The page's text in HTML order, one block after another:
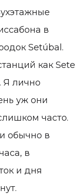
в
Setúbal.
как Sete
Я лично
уж они
часто.
обычно в
в
и дня